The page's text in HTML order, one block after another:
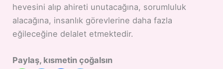
hevesini alıp ahireti unutacağına, sorumluluk
alacağına, insanlık görevlerine daha fazla
eğileceğine delalet etmektedir.
Paylaş, kısmetin çoğalsın